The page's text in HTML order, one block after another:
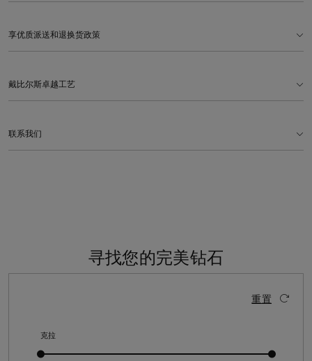
享优质派送和退换货政策
戴比尔斯卓越工艺
联系我们
寻找您的完美钻石
重置
克拉